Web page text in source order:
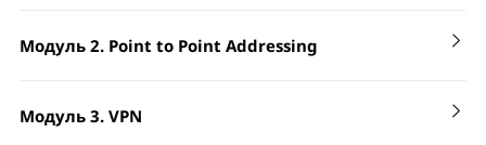
ECMP
Модуль 2. Point to Point Addressing
Модуль 3. VPN